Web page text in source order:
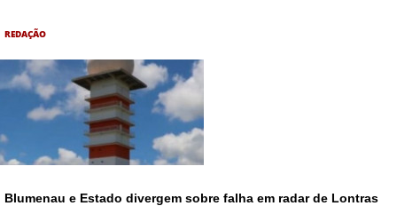
REDAÇÃO
Blumenau e Estado divergem sobre falha em radar de Lontras